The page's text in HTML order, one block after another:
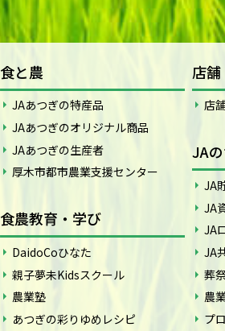
食と農
JAあつぎの特産品
JAあつぎのオリジナル商品
JAあつぎの生産者
厚木市都市農業支援センター
食農教育・学び
DaidoCoひなた
親子夢未Kidsスクール
農業塾
あつぎの彩りゆめレシピ
店舗
店
JA
JA
JA
JA
JA
葬
農
プ